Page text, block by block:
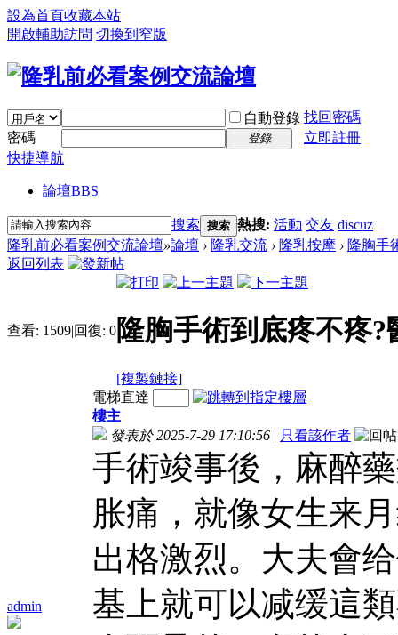
設為首頁收藏本站
開啟輔助訪問 切換到窄版
自動登錄 找回密碼
密碼
登錄
立即註冊
快捷導航
論壇BBS
搜索 搜索 熱搜: 活動 交友 discuz
隆乳前必看案例交流論壇»論壇 › 隆乳交流 › 隆乳按摩 › 隆胸手
返回列表
查看: 1509|回復: 0 隆胸手術到底疼不疼
[複製鏈接]
admin
電梯直達
樓主
發表於 2025-7-29 17:10:56 | 只看該作者
手術竣事後，麻醉
胀痛，就像女生来
出格激烈。大夫會
基上就可以减缓這